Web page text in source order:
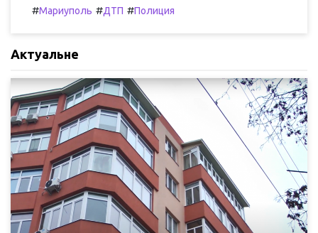
#Мариуполь #ДТП #Полиция
Актуальне